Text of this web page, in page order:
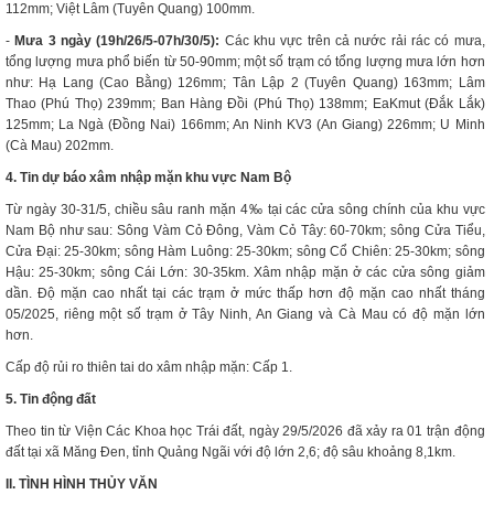
112mm; Việt Lâm (Tuyên Quang) 100mm.
- Mưa 3 ngày (19h/26/5-07h/30/5): Các khu vực trên cả nước rải rác có mưa,
tổng lượng mưa phổ biến từ 50-90mm; một số trạm có tổng lượng mưa lớn hơn
như: Hạ Lang (Cao Bằng) 126mm; Tân Lập 2 (Tuyên Quang) 163mm; Lâm
Thao (Phú Thọ) 239mm; Ban Hàng Đồi (Phú Thọ) 138mm; EaKmut (Đắk Lắk)
125mm; La Ngà (Đồng Nai) 166mm; An Ninh KV3 (An Giang) 226mm; U Minh
(Cà Mau) 202mm.
4. Tin dự báo xâm nhập mặn khu vực Nam Bộ
Từ ngày 30-31/5, chiều sâu ranh mặn 4‰ tại các cửa sông chính của khu vực
Nam Bộ như sau: Sông Vàm Cỏ Đông, Vàm Cỏ Tây: 60-70km; sông Cửa Tiểu,
Cửa Đại: 25-30km; sông Hàm Luông: 25-30km; sông Cổ Chiên: 25-30km; sông
Hậu: 25-30km; sông Cái Lớn: 30-35km. Xâm nhập mặn ở các cửa sông giảm
dần. Độ mặn cao nhất tại các trạm ở mức thấp hơn độ mặn cao nhất tháng
05/2025, riêng một số trạm ở Tây Ninh, An Giang và Cà Mau có độ mặn lớn
hơn.
Cấp độ rủi ro thiên tai do xâm nhập mặn: Cấp 1.
5. Tin động đất
Theo tin từ Viện Các Khoa học Trái đất, ngày 29/5/2026 đã xảy ra 01 trận động
đất tại xã Măng Đen, tỉnh Quảng Ngãi với độ lớn 2,6; độ sâu khoảng 8,1km.
II. TÌNH HÌNH THỦY VĂN